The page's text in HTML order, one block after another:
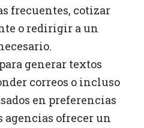
frecuentes, cotizar
o redirigir a un
generar textos
correos o incluso
en preferencias
agencias ofrecer un